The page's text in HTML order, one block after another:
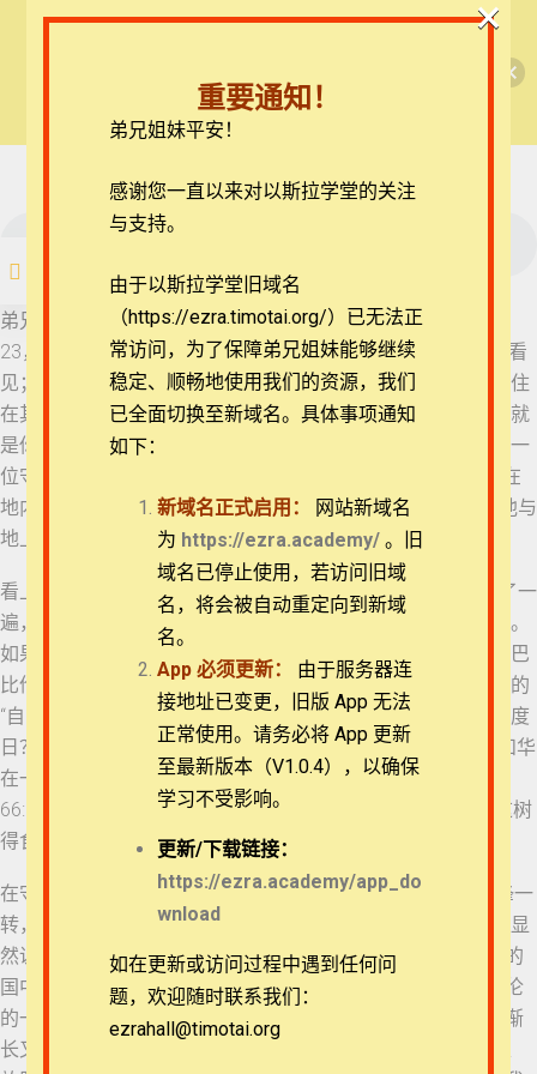
ezrahall@timotai.org
首页 每日读经/灵修 【西罗亚池灵修】但以理书
但以理书每日灵修
26 但以理书 4:20-23
27 但以理书 4:24-28
28 但以理书 4:29-33
29 但以理书 4:34-37
30 但以理书 5:1-4
31 但以理书 5:5-9
32 但以理书 5:10-12
33 但以理书 5:13-16
34 但以理书 5:17-21
35 但以理书 5:22-28
36 但以理书 5:29-6:2
弟兄姐妹平安。我们今天一起来思想的经文是但以理书4:20-
23，20 你所见的树渐长，而且坚固，高得顶天，从地极都能看
见； 21 叶子华美，果子甚多，可作众生的食物；田野的走兽住
在其下；天空的飞鸟宿在枝上。 22 王啊，这渐长又坚固的树就
是你。你的威势渐长及天，你的权柄管到地极。 23 王既看见一
位守望的圣者从天而降，说：‘将这树砍伐毁坏，树墩却要留在
地内，用铁圈和铜圈箍住，在田野的青草中让天露滴湿，使他与
地上的兽一同吃草，直到经过七期。’
看上去但以理似乎一字不差地把尼布甲尼撒的自述之梦赘述了一
遍，但关键在于但以理省略的那句“凡有血气的都从这树得食”。
如果“有血气”指代所有人，在尼布甲尼撒看来，谁不是受恩于巴
比伦王呢？他自以为“俊美肥胖”的但以理等四人得益于他派定的
“自己所用的膳和所饮的酒”，哪里晓得他们竟是以素菜和白水度
日？另外，“有血气的”在旧约中有负面的意思，比如“因为耶和华
在一切有血气的人身上，必以火与刀施行审判……”（以赛亚书
66:16）。作者通过但以理省略这句话，警醒读者们不要“从这树
得食”。
在守望的圣者的命令中，原本是“将这树砍伐毁坏……”，但话锋一
转，说“使他的心改变，不如人心，给他一个兽心”。梦的焦点显
然说的不是树，而是人；然后又说“好叫世人知道至高者在人的
国中掌权”，不难看出这被砍之树就是巴比伦王自己。但巴比伦
的一切哲士因为趋利避害，无人敢在尼布甲尼撒面前说出“这渐
长又坚固的树就是你”的话。之所以但以理在惊惶后重新镇定、
团体报名及课程定制咨询：ezrahall@timotai.org
隐私策略
常见问题
APP下载
联系我们
Copyright © 2022-2026 Timothy Training International,
重要通知！
弟兄姐妹平安！
感谢您一直以来对以斯拉学堂的关注
与支持。
由于以斯拉学堂旧域名
（https://ezra.timotai.org/）已无法正
常访问， 为了保障弟兄姐妹能够继续
稳定、顺畅地使用我们的资源，我们
已全面切换至新域名。具体事项通知
如下：
新域名正式启用：
网站新域名
为 https://ezra.academy/ 。旧
域名已停止使用，若访问旧域
名，将会被自动重定向到新域
名。
App必须更新：
由于服务器连
接地址已变更，旧版 App 无法
正常使用。请务必将 App 更新
至最新版本（V1.0.4），以确保
学习不受影响。
更新/下载链接：
https://ezra.academy/app_do
wnload
如在更新或访问过程中遇到任何问
题，欢迎随时联系我们：
ezrahall@timotai.org
×
查看课程